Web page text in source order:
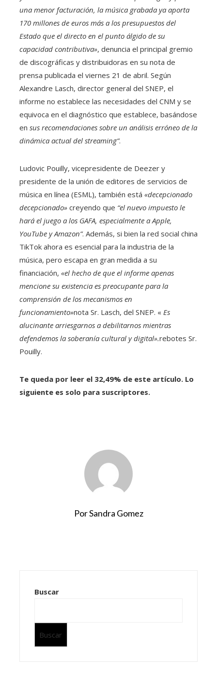
una menor facturación, la música grabada ya aporta
170 millones de euros más a los presupuestos del
Estado que el directo en el punto álgido de su
capacidad contributiva», denuncia el principal gremio
de discográficas y distribuidoras en su nota de
prensa publicada el viernes 21 de abril. Según
Alexandre Lasch, director general del SNEP, el
informe no establece las necesidades del CNM y se
equivoca en el diagnóstico que establece, basándose
en sus recomendaciones sobre un análisis erróneo de la
dinámica actual del streaming”.
Ludovic Pouilly, vicepresidente de Deezer y
presidente de la unión de editores de servicios de
música en línea (ESML), también está «decepcionado
decepcionado» creyendo que “el nuevo impuesto le
hará el juego a los GAFA, especialmente a Apple,
YouTube y Amazon”. Además, si bien la red social china
TikTok ahora es esencial para la industria de la
música, pero escapa en gran medida a su
financiación, «el hecho de que el informe apenas
mencione su existencia es preocupante para la
comprensión de los mecanismos en
funcionamiento»nota Sr. Lasch, del SNEP. « Es
alucinante arriesgarnos a debilitarnos mientras
defendemos la soberanía cultural y digital».rebotes Sr.
Pouilly.
Te queda por leer el 32,49% de este artículo. Lo
siguiente es solo para suscriptores.
Por Sandra Gomez
Buscar
Buscar